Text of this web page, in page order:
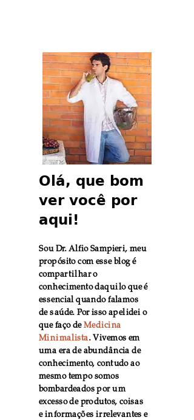
Olá, que bom
ver você por
aqui!
Sou Dr. Alfio Sampieri, meu
propósito com esse blog é
compartilhar o
conhecimento daquilo que é
essencial quando falamos
de saúde. Por isso apelidei o
que faço deMedicina
Minimalista. Vivemos em
uma era de abundância de
conhecimento, contudo ao
mesmo tempo somos
bombardeados por um
excesso de produtos, coisas
e informações irrelevantes e